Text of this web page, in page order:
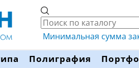
Минимальная сумма
Полиграфия